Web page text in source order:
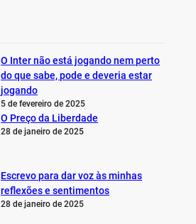
O Inter não está jogando nem perto
do que sabe, pode e deveria estar
jogando
5 de fevereiro de 2025
O Preço da Liberdade
28 de janeiro de 2025
Escrevo para dar voz às minhas
reflexões e sentimentos
28 de janeiro de 2025